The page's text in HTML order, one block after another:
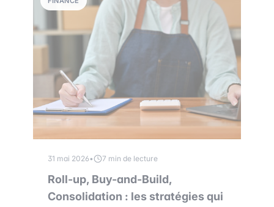
31 mai 2026• 7 min de lecture
Roll-up, Buy-and-Build,
Consolidation : les stratégies qui